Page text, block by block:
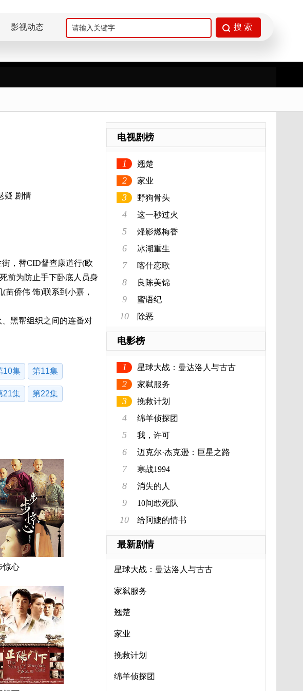
影视动态
疑 剧情
，替CID督查康道行(欧
前为防止手下卧底人员身
侨伟 饰)联系到小嘉，
黑帮组织之间的连番对
10集 第11集
21集 第22集
惊心
电视剧榜
1 翘楚
2 家业
3 野狗骨头
4 这一秒过火
5 烽影燃梅香
6 冰湖重生
7 喀什恋歌
8 良陈美锦
9 蜜语纪
10 除恶
电影榜
1 星球大战：曼达洛人与古古
2 家弑服务
3 挽救计划
4 绵羊侦探团
5 我，许可
6 迈克尔·杰克逊：巨星之路
7 寒战1994
8 消失的人
9 10间敢死队
10 给阿嬷的情书
最新剧情
星球大战：曼达洛人与古古
家弑服务
翘楚
家业
挽救计划
绵羊侦探团